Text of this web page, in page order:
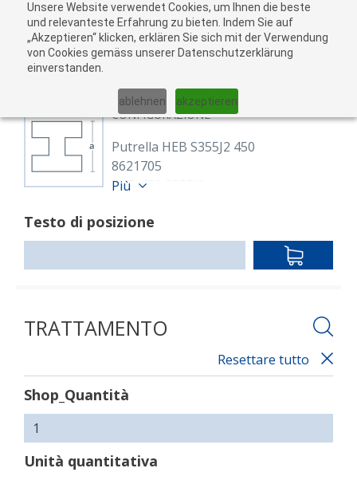
Unsere Website verwendet Cookies, um Ihnen die beste
und relevanteste Erfahrung zu bieten. Indem Sie auf
„Akzeptieren“ klicken, erklären Sie sich mit der Verwendung
von Cookies gemäss unserer Datenschutzerklärung
einverstanden.
ablehnen akzeptieren
01 02
CONFIGURAZIONE
Putrella HEB S355J2 450
8621705
HEB 450 S355J2
Lunghezza: 21,100.00 mm
Più
Testo di posizione
IN
TRATTAMENTO
Resettare tutto
Shop_Quantità
Unità quantitativa